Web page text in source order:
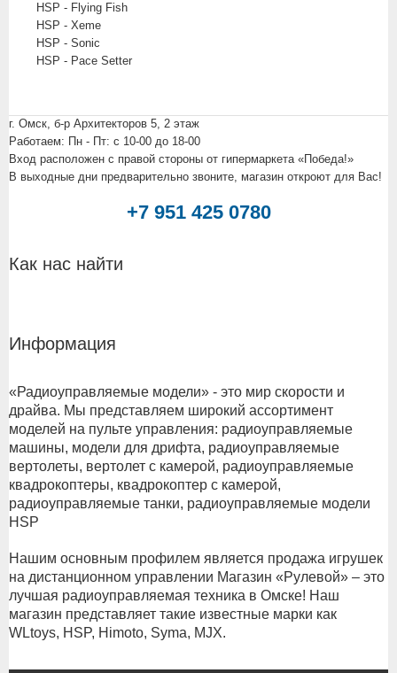
HSP - Flying Fish
HSP - Xeme
HSP - Sonic
HSP - Pace Setter
г. Омск, б-р Архитекторов 5, 2 этаж
Работаем: Пн - Пт: c 10-00 до 18-00
Вход расположен с правой стороны от гипермаркета «Победа!»
В выходные дни предварительно звоните, магазин откроют для Вас!
+7 951 425 0780
Как нас найти
Информация
«Радиоуправляемые модели» - это мир скорости и
драйва. Мы представляем широкий ассортимент
моделей на пульте управления: радиоуправляемые
машины, модели для дрифта, радиоуправляемые
вертолеты, вертолет с камерой, радиоуправляемые
квадрокоптеры, квадрокоптер с камерой,
радиоуправляемые танки, радиоуправляемые модели
HSP
Нашим основным профилем является продажа игрушек
на дистанционном управлении Магазин «Рулевой» – это
лучшая радиоуправляемая техника в Омске! Наш
магазин представляет такие известные марки как
WLtoys, HSP, Himoto, Syma, MJX.